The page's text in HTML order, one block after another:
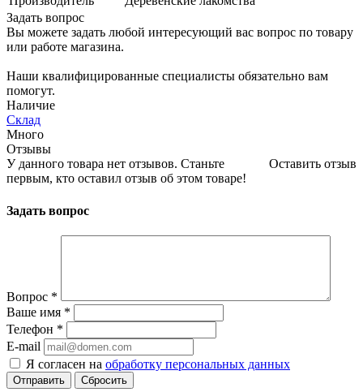
Задать вопрос
Вы можете задать любой интересующий вас вопрос по товару
или работе магазина.
Наши квалифицированные специалисты обязательно вам
помогут.
Наличие
Склад
Много
Отзывы
Оставить отзыв
У данного товара нет отзывов. Станьте
первым, кто оставил отзыв об этом товаре!
Задать вопрос
Вопрос *
Ваше имя *
Телефон *
E-mail
Я согласен на обработку персональных данных
Сбросить